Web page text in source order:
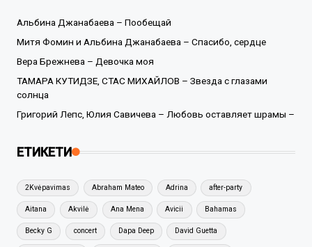
Альбина Джанабаева – Пообещай
Митя Фомин и Альбина Джанабаева – Спасибо, сердце
Вера Брежнева – Девочка моя
ТАМАРА КУТИДЗЕ, СТАС МИХАЙЛОВ – Звезда с глазами
солнца
Григорий Лепс, Юлия Савичева – Любовь оставляет шрамы –
ЕТИКЕТИ
2Kvėpavimas Abraham Mateo Adrina after-party
Aitana Akvilė Ana Mena Avicii Bahamas
Becky G concert Dapa Deep David Guetta